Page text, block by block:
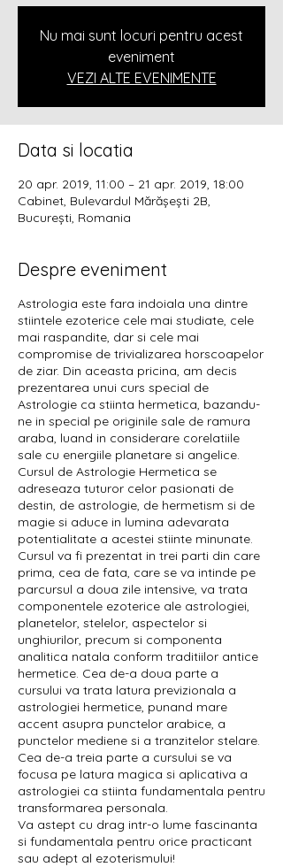
Nu mai sunt locuri pentru acest
eveniment
VEZI ALTE EVENIMENTE
Data si locatia
20 apr. 2019, 11:00 – 21 apr. 2019, 18:00
Cabinet, Bulevardul Mărășești 2B,
București, Romania
Despre eveniment
Astrologia este fara indoiala una dintre
stiintele ezoterice cele mai studiate, cele
mai raspandite, dar si cele mai
compromise de trivializarea horscoapelor
de ziar. Din aceasta pricina, am decis
prezentarea unui curs special de
Astrologie ca stiinta hermetica, bazandu-
ne in special pe originile sale de ramura
araba, luand in considerare corelatiile
sale cu energiile planetare si angelice.
Cursul de Astrologie Hermetica se
adreseaza tuturor celor pasionati de
destin, de astrologie, de hermetism si de
magie si aduce in lumina adevarata
potentialitate a acestei stiinte minunate.
Cursul va fi prezentat in trei parti din care
prima, cea de fata, care se va intinde pe
parcursul a doua zile intensive, va trata
componentele ezoterice ale astrologiei,
planetelor, stelelor, aspectelor si
unghiurilor, precum si componenta
analitica natala conform traditiilor antice
hermetice. Cea de-a doua parte a
cursului va trata latura previzionala a
astrologiei hermetice, punand mare
accent asupra punctelor arabice, a
punctelor mediene si a tranzitelor stelare.
Cea de-a treia parte a cursului se va
focusa pe latura magica si aplicativa a
astrologiei ca stiinta fundamentala pentru
transformarea personala.
Va astept cu drag intr-o lume fascinanta
si fundamentala pentru orice practicant
sau adept al ezoterismului!